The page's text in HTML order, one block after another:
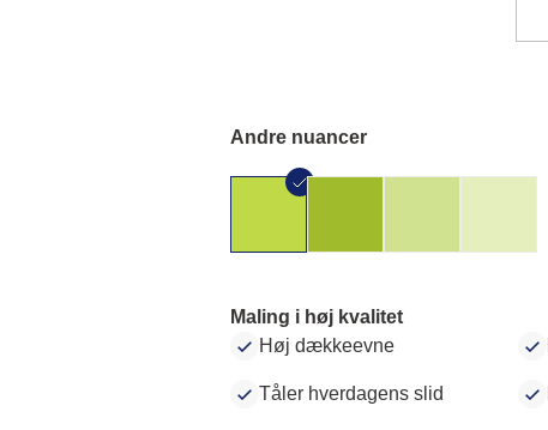
Andre nuancer
Maling i høj kvalitet
Høj dækkeevne
Tåler hverdagens slid